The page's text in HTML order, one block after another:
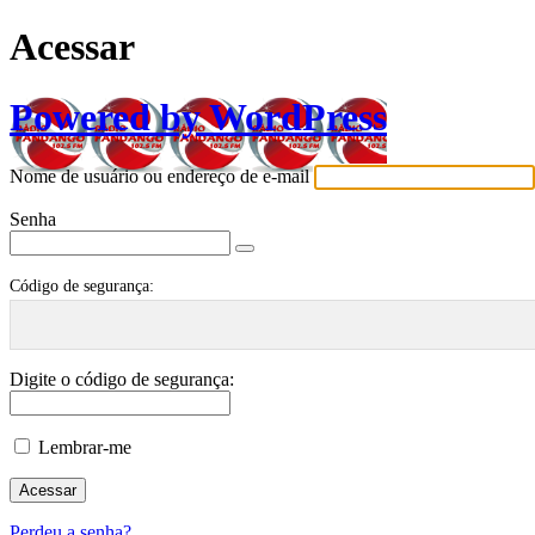
Acessar
Powered by WordPress
Nome de usuário ou endereço de e-mail
Senha
Código de segurança:
Digite o código de segurança:
Lembrar-me